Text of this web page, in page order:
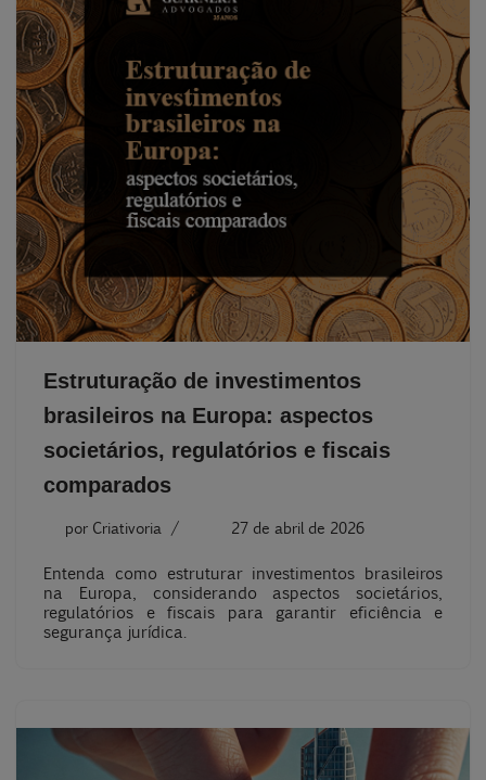
Estruturação de investimentos
brasileiros na Europa: aspectos
societários, regulatórios e fiscais
comparados
por Criativoria 27 de abril de 2026
Entenda como estruturar investimentos brasileiros
na Europa, considerando aspectos societários,
regulatórios e fiscais para garantir eficiência e
segurança jurídica.